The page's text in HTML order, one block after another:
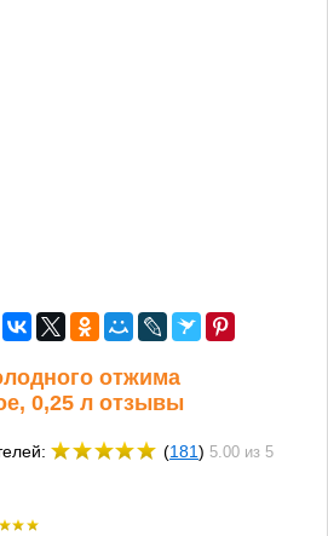
отжима
0,25 л отзывы
(181) 5.00 из 5